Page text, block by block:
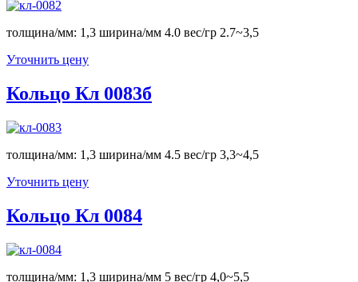
толщина/мм: 1,3 ширина/мм 4.0 вес/гр 2.7~3,5
Уточнить цену
Кольцо Кл 0083б
толщина/мм: 1,3 ширина/мм 4.5 вес/гр 3,3~4,5
Уточнить цену
Кольцо Кл 0084
толщина/мм: 1,3 ширина/мм 5 вес/гр 4,0~5,5